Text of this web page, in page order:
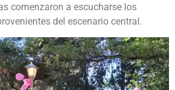
comenzaron a escucharse los
del escenario central.